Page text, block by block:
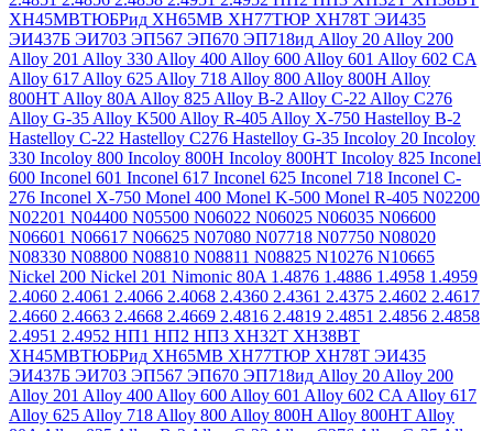
ХН45МВТЮБРид ХН65МВ ХН77ТЮР ХН78Т ЭИ435
ЭИ437Б ЭИ703 ЭП567 ЭП670 ЭП718ид Alloy 20 Alloy 200
Alloy 201 Alloy 330 Alloy 400 Alloy 600 Alloy 601 Alloy 602 CA
Alloy 617 Alloy 625 Alloy 718 Alloy 800 Alloy 800H Alloy
800HT Alloy 80A Alloy 825 Alloy B-2 Alloy C-22 Alloy C276
Alloy G-35 Alloy K500 Alloy R-405 Alloy X-750 Hastelloy B-2
Hastelloy C-22 Hastelloy C276 Hastelloy G-35 Incoloy 20 Incoloy
330 Incoloy 800 Incoloy 800H Incoloy 800HT Incoloy 825 Inconel
600 Inconel 601 Inconel 617 Inconel 625 Inconel 718 Inconel C-
276 Inconel X-750 Monel 400 Monel K-500 Monel R-405 N02200
N02201 N04400 N05500 N06022 N06025 N06035 N06600
N06601 N06617 N06625 N07080 N07718 N07750 N08020
N08330 N08800 N08810 N08811 N08825 N10276 N10665
Nickel 200 Nickel 201 Nimonic 80A 1.4876 1.4886 1.4958 1.4959
2.4060 2.4061 2.4066 2.4068 2.4360 2.4361 2.4375 2.4602 2.4617
2.4660 2.4663 2.4668 2.4669 2.4816 2.4819 2.4851 2.4856 2.4858
2.4951 2.4952 НП1 НП2 НП3 ХН32Т ХН38ВТ
ХН45МВТЮБРид ХН65МВ ХН77ТЮР ХН78Т ЭИ435
ЭИ437Б ЭИ703 ЭП567 ЭП670 ЭП718ид Alloy 20 Alloy 200
Alloy 201 Alloy 400 Alloy 600 Alloy 601 Alloy 602 CA Alloy 617
Alloy 625 Alloy 718 Alloy 800 Alloy 800H Alloy 800HT Alloy